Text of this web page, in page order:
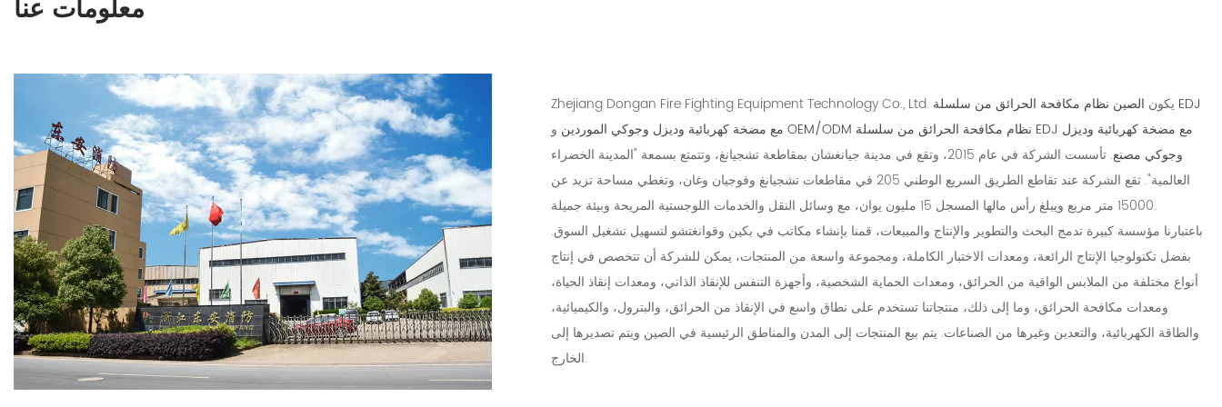
معلومات عنا
Zhejiang Dongan Fire Fighting Equipment Technology Co., Ltd. يكون الصين نظام مكافحة الحرائق من سلسلة EDJ
مع مضخة كهربائية وديزل وجوكي الموردين وOEM/ODM نظام مكافحة الحرائق من سلسلة EDJ مع مضخة كهربائية وديزل
وجوكي مصنع
. تأسست الشركة في عام 2015، وتقع في مدينة جيانغشان بمقاطعة تشجيانغ، وتتمتع بسمعة "المدينة الخضراء
العالمية". تقع الشركة عند تقاطع الطريق السريع الوطني 205 في مقاطعات تشجيانغ وفوجيان وغان، وتغطي مساحة تزيد عن
15000 متر مربع ويبلغ رأس مالها المسجل 15 مليون يوان، مع وسائل النقل والخدمات اللوجستية المريحة وبيئة جميلة.
باعتبارنا مؤسسة كبيرة تدمج البحث والتطوير والإنتاج والمبيعات، قمنا بإنشاء مكاتب في بكين وقوانغتشو لتسهيل تشغيل السوق.
بفضل تكنولوجيا الإنتاج الرائعة، ومعدات الاختبار الكاملة، ومجموعة واسعة من المنتجات، يمكن للشركة أن تتخصص في إنتاج
أنواع مختلفة من الملابس الواقية من الحرائق، ومعدات الحماية الشخصية، وأجهزة التنفس للإنقاذ الذاتي، ومعدات إنقاذ الحياة،
ومعدات مكافحة الحرائق، وما إلى ذلك، منتجاتنا تستخدم على نطاق واسع في الإنقاذ من الحرائق، والبترول، والكيميائية،
والطاقة الكهربائية، والتعدين وغيرها من الصناعات. يتم بيع المنتجات إلى المدن والمناطق الرئيسية في الصين ويتم تصديرها إلى
الخارج.